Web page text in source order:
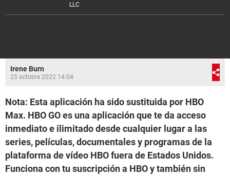
LLC
Irene Burn
25 octobre 2022 14:04
Nota: Esta aplicación ha sido sustituida por HBO
Max. HBO GO es una aplicación que te da acceso
inmediato e ilimitado desde cualquier lugar a las
series, películas, documentales y programas de la
plataforma de vídeo HBO fuera de Estados Unidos.
Funciona con tu suscripción a HBO y también sin